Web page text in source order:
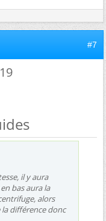
#7
il y aura
bas aura la
alors
différence donc